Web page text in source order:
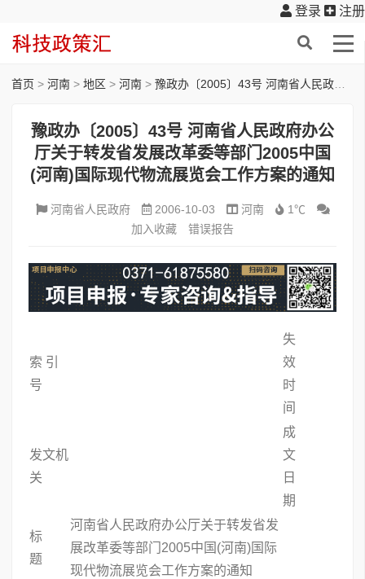
登录 注册
首页 > 河南 > 地区 > 河南 > 豫政办〔2005〕43号 河南省人民政府办公厅关于转发省发展改革委等部门2005中国(河南)国际现代物流展览会工作方案的通知
豫政办〔2005〕43号 河南省人民政府办公
厅关于转发省发展改革委等部门2005中国
(河南)国际现代物流展览会工作方案的通知
河南省人民政府 2006-10-03 河南
1℃
加入收藏
错误报告
索 引
号
失
效
时
间
发文机
关
成
文
日
期
标
题
河南省人民政府办公厅关于转发省发
展改革委等部门2005中国(河南)国际
现代物流展览会工作方案的通知